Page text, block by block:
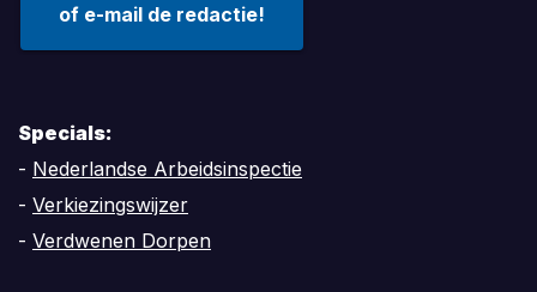
of e-mail de redactie!
Specials:
- Nederlandse Arbeidsinspectie
- Verkiezingswijzer
- Verdwenen Dorpen